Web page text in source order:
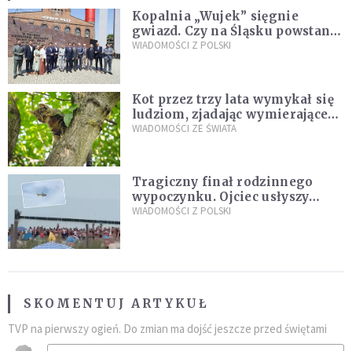
Kopalnia „Wujek” sięgnie
gwiazd. Czy na Śląsku powstanie
„Dolina Krzemowa”?
WIADOMOŚCI Z POLSKI
Kot przez trzy lata wymykał się
ludziom, zjadając wymierające
kaczki. W końcu popełnił
WIADOMOŚCI ZE ŚWIATA
Tragiczny finał rodzinnego
wypoczynku. Ojciec usłyszy
zarzuty
WIADOMOŚCI Z POLSKI
SKOMENTUJ ARTYKUŁ
TVP na pierwszy ogień. Do zmian ma dojść jeszcze przed świętami